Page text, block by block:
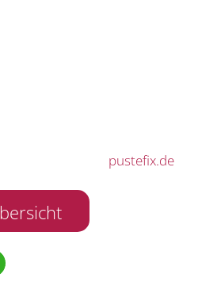
pustefix.de